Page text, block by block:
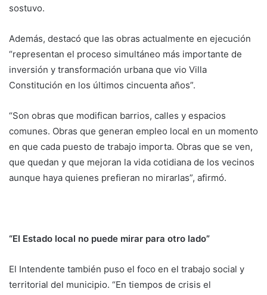
sostuvo.
Además, destacó que las obras actualmente en ejecución
“representan el proceso simultáneo más importante de
inversión y transformación urbana que vio Villa
Constitución en los últimos cincuenta años”.
“Son obras que modifican barrios, calles y espacios
comunes. Obras que generan empleo local en un momento
en que cada puesto de trabajo importa. Obras que se ven,
que quedan y que mejoran la vida cotidiana de los vecinos
aunque haya quienes prefieran no mirarlas”, afirmó.
“El Estado local no puede mirar para otro lado”
El Intendente también puso el foco en el trabajo social y
territorial del municipio. “En tiempos de crisis el